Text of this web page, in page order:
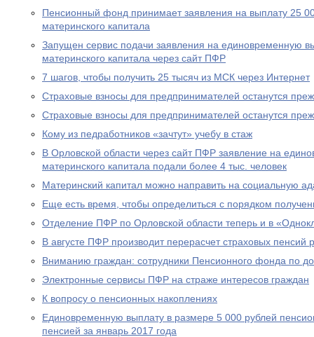
Пенсионный фонд принимает заявления на выплату 25
материнского капитала
Запущен сервис подачи заявления на единовременную
материнского капитала через сайт ПФР
7 шагов, чтобы получить 25 тысяч из МСК через Интернет
Страховые взносы для предпринимателей останутся
Страховые взносы для предпринимателей останутся
Кому из педработников «зачтут» учебу в стаж
В Орловской области через сайт ПФР заявление на
материнского капитала подали более 4 тыс. человек
Материнский капитал можно направить на социальную
Еще есть время, чтобы определиться с порядком
Отделение ПФР по Орловской области теперь и в
В августе ПФР производит перерасчет страховых
Вниманию граждан: сотрудники Пенсионного фонда по
Электронные сервисы ПФР на страже интересов граждан
К вопросу о пенсионных накоплениях
Единовременную выплату в размере 5 000 рублей
пенсией за январь 2017 года